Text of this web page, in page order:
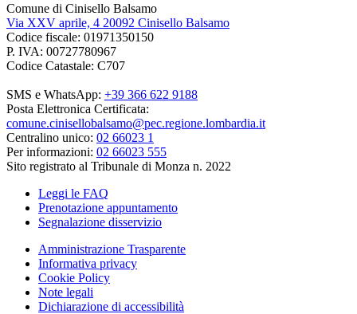
Comune di Cinisello Balsamo
Via XXV aprile, 4 20092 Cinisello Balsamo
Codice fiscale: 01971350150
P. IVA: 00727780967
Codice Catastale: C707
SMS e WhatsApp: +39 366 622 9188
Posta Elettronica Certificata:
comune.cinisellobalsamo@pec.regione.lombardia.it
Centralino unico: 02 66023 1
Per informazioni: 02 66023 555
Sito registrato al Tribunale di Monza n. 2022
Leggi le FAQ
Prenotazione appuntamento
Segnalazione disservizio
Amministrazione Trasparente
Informativa privacy
Cookie Policy
Note legali
Dichiarazione di accessibilità